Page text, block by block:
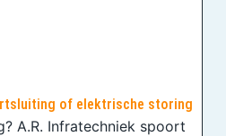
of elektrische storing
A.R. Infratechniek spoort